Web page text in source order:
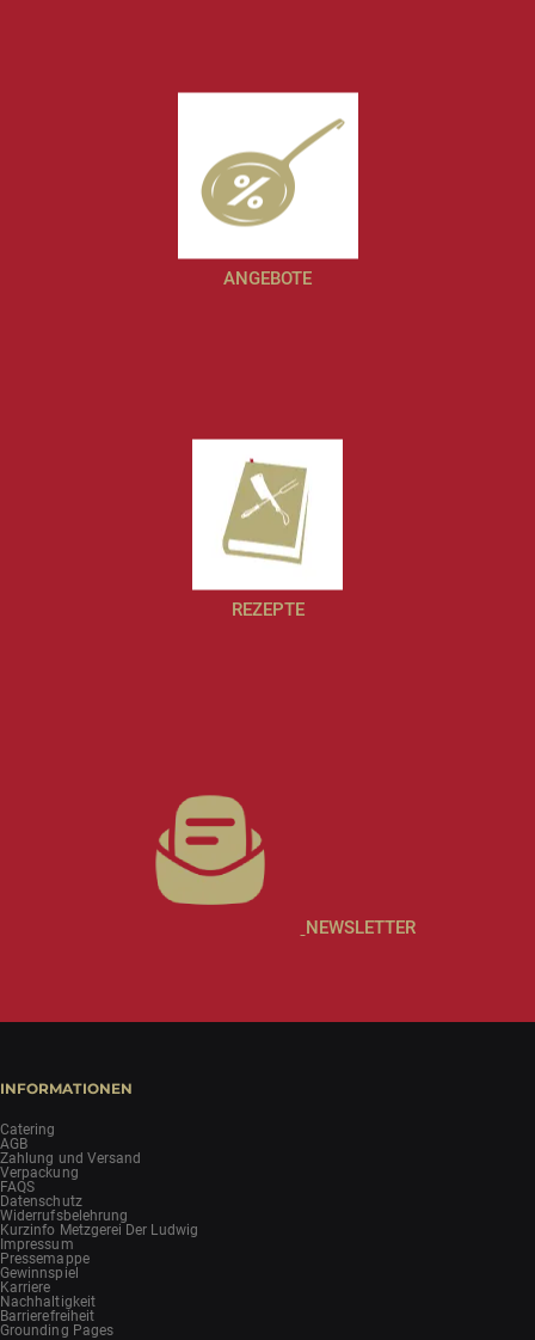
ANGEBOTE
REZEPTE
NEWSLETTER
INFORMATIONEN
Catering
AGB
Zahlung und Versand
Verpackung
FAQS
Datenschutz
Widerrufsbelehrung
Kurzinfo Metzgerei Der Ludwig
Impressum
Pressemappe
Gewinnspiel
Karriere
Nachhaltigkeit
Barrierefreiheit
Grounding Pages